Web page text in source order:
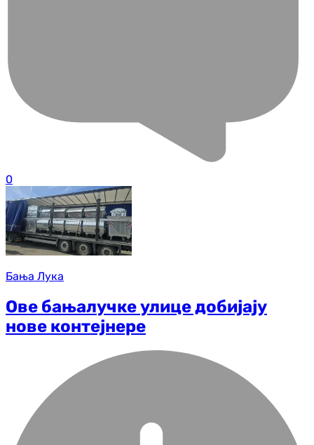
0
Бања Лука
Ове бањалучке улице добијају
нове контејнере